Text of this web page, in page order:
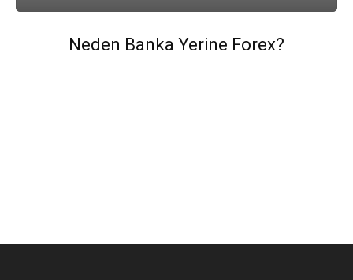
Neden Banka Yerine Forex?